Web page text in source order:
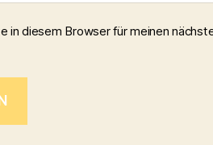
in diesem Browser für meinen